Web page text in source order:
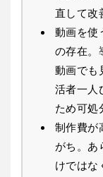
直して改
動画を使
の存在。
動画でも
活者一人
ため可処
制作費が
がち。あ
けではな